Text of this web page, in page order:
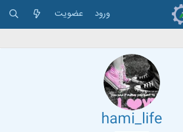
ورود عضویت
hami_life